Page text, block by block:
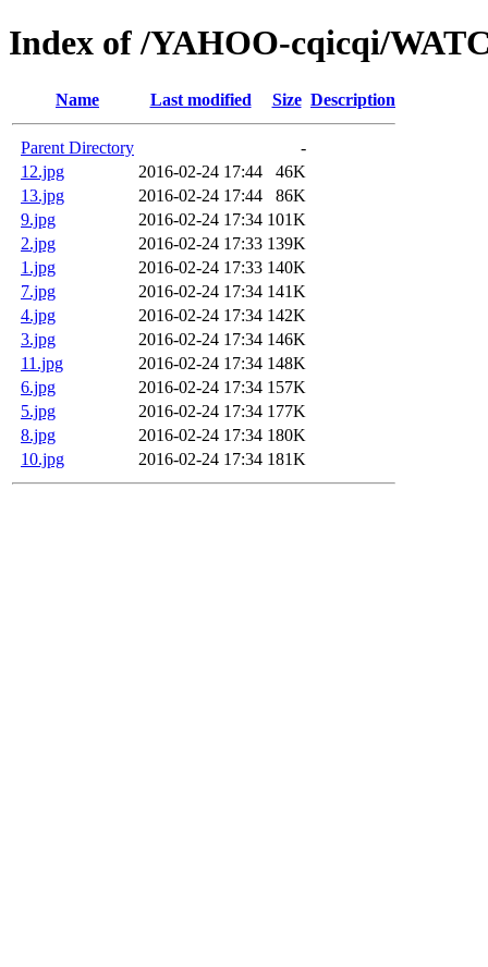
Index of /YAHOO-cqicqi/
Name Last modified Size Description
Parent Directory
-
12.jpg
2016-02-24 17:44
46K
13.jpg
2016-02-24 17:44
86K
9.jpg
2016-02-24 17:34 101K
2.jpg
2016-02-24 17:33 139K
1.jpg
2016-02-24 17:33 140K
7.jpg
2016-02-24 17:34 141K
4.jpg
2016-02-24 17:34 142K
3.jpg
2016-02-24 17:34 146K
11.jpg
2016-02-24 17:34 148K
6.jpg
2016-02-24 17:34 157K
5.jpg
2016-02-24 17:34 177K
8.jpg
2016-02-24 17:34 180K
10.jpg
2016-02-24 17:34 181K